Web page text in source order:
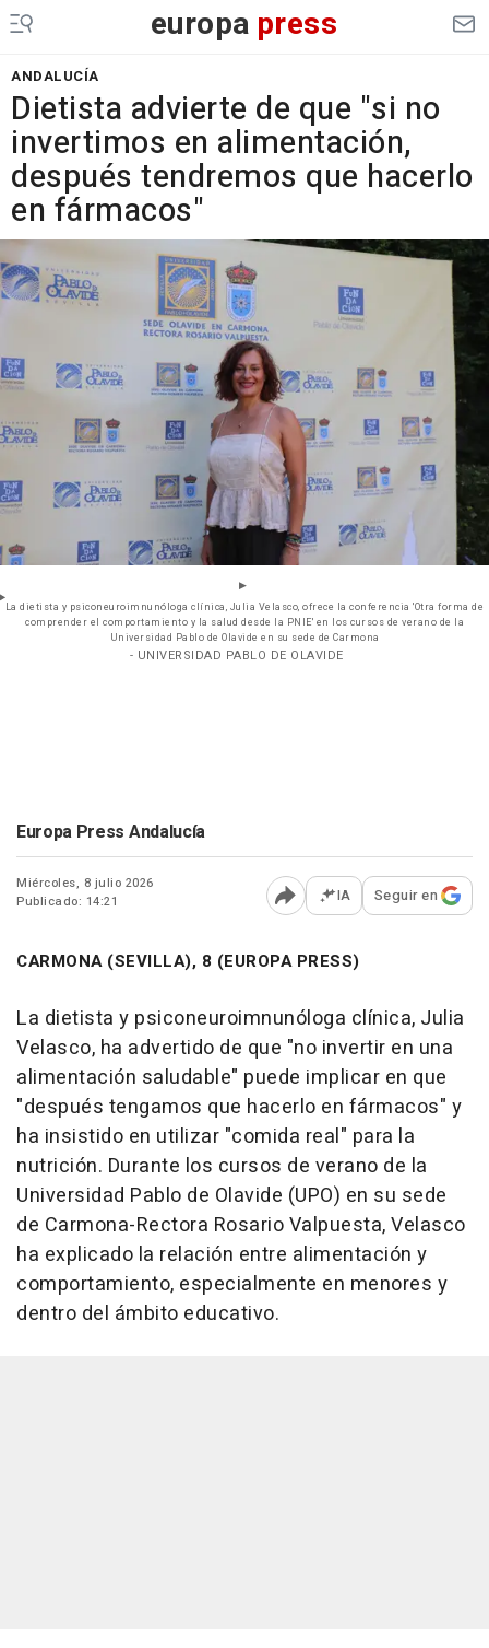
europa press
ANDALUCÍA
Dietista advierte de que "si no
invertimos en alimentación,
después tendremos que hacerlo
en fármacos"
La dietista y psiconeuroimnunóloga clínica, Julia Velasco, ofrece la conferencia 'Otra forma de
comprender el comportamiento y la salud desde la PNIE' en los cursos de verano de la
Universidad Pablo de Olavide en su sede de Carmona
- UNIVERSIDAD PABLO DE OLAVIDE
Europa Press Andalucía
Miércoles, 8 julio 2026
Publicado: 14:21
Abrir opciones para
IA Seguir en
CARMONA (SEVILLA), 8 (EUROPA PRESS)
La dietista y psiconeuroimnunóloga clínica, Julia
Velasco, ha advertido de que "no invertir en una
alimentación saludable" puede implicar en que
"después tengamos que hacerlo en fármacos" y
ha insistido en utilizar "comida real" para la
nutrición. Durante los cursos de verano de la
Universidad Pablo de Olavide (UPO) en su sede
de Carmona-Rectora Rosario Valpuesta, Velasco
ha explicado la relación entre alimentación y
comportamiento, especialmente en menores y
dentro del ámbito educativo.